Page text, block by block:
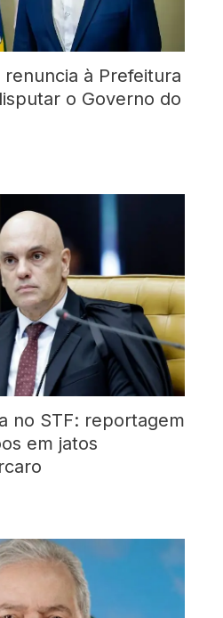
renuncia à Prefeitura
o Governo do
no STF: reportagem
em jatos